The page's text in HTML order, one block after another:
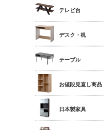
サニタリー
多目的収納
マットレス単品
シングル
セミダブル
テレビ台
ロータイプ
伸縮・変形・コーナー
デスク・机
デスク
サイドチェスト
テーブル
センターテーブル
サイドテーブル
お値段見直し商品
日本製家具